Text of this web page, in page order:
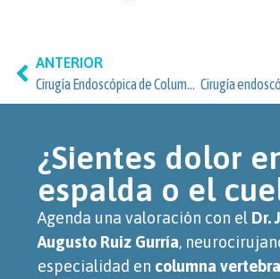
ANTERIOR
Cirugía Endoscópica de Columna Vertebral: Lo que los vecinos de la zona Florida – Álvaro Obregón deben saber
¿Sientes dolor
espalda o el
Agenda una valoración con el Dr.
Augusto Ruiz Gurría,
especialidad en columna